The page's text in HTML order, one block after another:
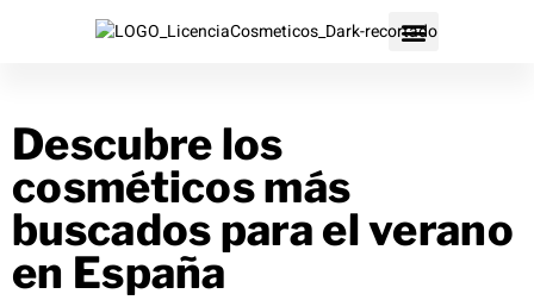
Descubre los
cosméticos más
buscados para el verano
en España